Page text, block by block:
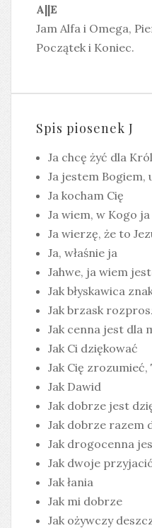
A||E
Jam Alfa i Omega,
Początek i Koniec.
Spis piosenek J
Ja chcę żyć dla
Ja jestem Bogiem,
Ja kocham Cię
Ja wiem, w Kogo
Ja wierzę, że to
Ja, właśnie ja
Jahwe, ja wiem
Jak błyskawica
Jak brzask
Jak cenna jest dla
Jak Ci dziękować
Jak Cię
Jak Dawid
Jak dobrze jest
Jak dobrze razem
Jak drogocenna
Jak dwoje
Jak łania
Jak mi dobrze
Jak ożywczy